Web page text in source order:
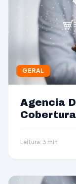
GERAL
Agencia
Leitura: 3 min